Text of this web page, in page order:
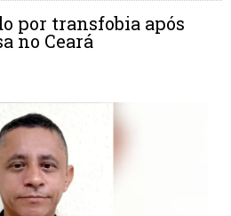
por transfobia após
no Ceará